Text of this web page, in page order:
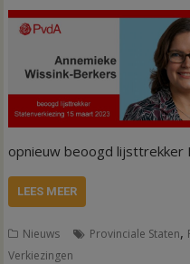
opnieuw beoogd lijsttrekker
LEES MEER
Nieuws Provinciale Staten,
Verkiezingen